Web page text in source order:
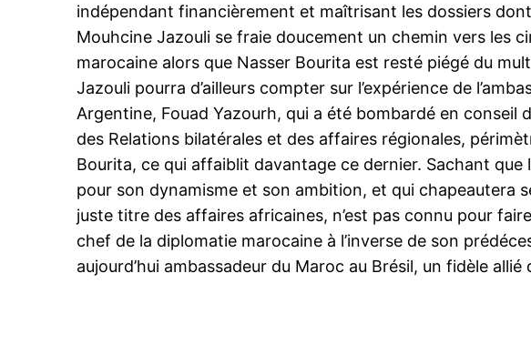
indépendant financièrement et maîtrisant les dossiers
Mouhcine Jazouli se fraie doucement un chemin vers les
marocaine alors que Nasser Bourita est resté piégé du
Jazouli pourra d’ailleurs compter sur l’expérience de
Argentine, Fouad Yazourh, qui a été bombardé en conseil
des Relations bilatérales et des affaires régionales,
Bourita, ce qui affaiblit davantage ce dernier. Sachant que
pour son dynamisme et son ambition, et qui chapeautera
juste titre des affaires africaines, n’est pas connu pour
chef de la diplomatie marocaine à l’inverse de son
aujourd’hui ambassadeur du Maroc au Brésil, un fidèle allié